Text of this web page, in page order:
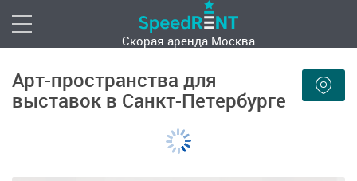
Скорая аренда Москва
Арт-пространства для
выставок в Санкт-Петербурге